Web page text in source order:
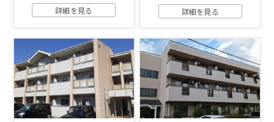
詳細を見る
詳細を見る